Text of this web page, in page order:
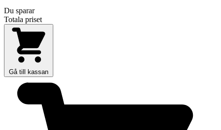
Du sparar
Totala priset
Gå till kassan